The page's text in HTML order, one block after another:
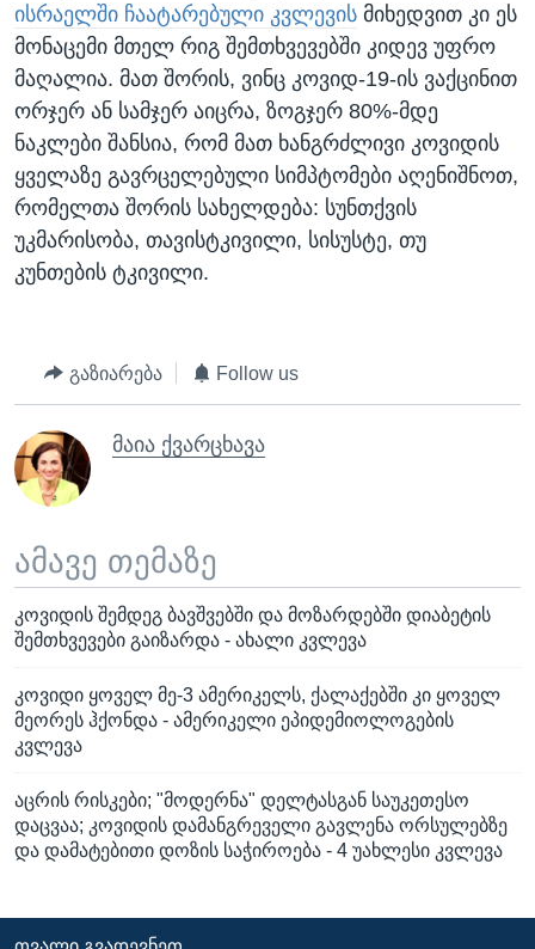
ისრაელში ჩაატარებული კვლევის მიხედვით კი ეს
მონაცემი მთელ რიგ შემთხვევებში კიდევ უფრო
მაღალია. მათ შორის, ვინც კოვიდ-19-ის ვაქცინით
ორჯერ ან სამჯერ აიცრა, ზოგჯერ 80%-მდე
ნაკლები შანსია, რომ მათ ხანგრძლივი კოვიდის
ყველაზე გავრცელებული სიმპტომები აღენიშნოთ,
რომელთა შორის სახელდება: სუნთქვის
უკმარისობა, თავისტკივილი, სისუსტე, თუ
კუნთების ტკივილი.
გაზიარება Follow us
მაია ქვარცხავა
ამავე თემაზე
კოვიდის შემდეგ ბავშვებში და მოზარდებში დიაბეტის
შემთხვევები გაიზარდა - ახალი კვლევა
კოვიდი ყოველ მე-3 ამერიკელს, ქალაქებში კი ყოველ
მეორეს ჰქონდა - ამერიკელი ეპიდემიოლოგების
კვლევა
აცრის რისკები; "მოდერნა" დელტასგან საუკეთესო
დაცვაა; კოვიდის დამანგრეველი გავლენა ორსულებზე
და დამატებითი დოზის საჭიროება - 4 უახლესი კვლევა